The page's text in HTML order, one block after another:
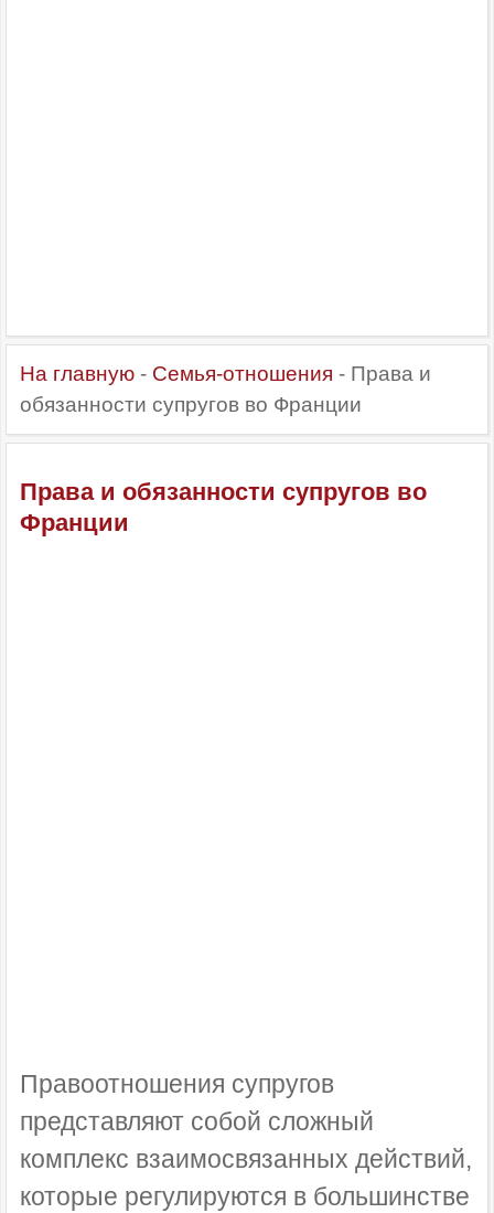
На главную - Семья-отношения - Права и
обязанности супругов во Франции
Права и обязанности супругов во
Франции
Правоотношения супругов
представляют собой сложный
комплекс взаимосвязанных действий,
которые регулируются в большинстве